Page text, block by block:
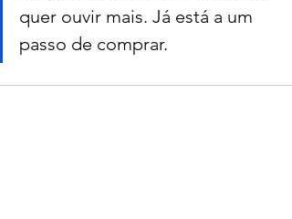
quer ouvir mais. Já está a um
passo de comprar.